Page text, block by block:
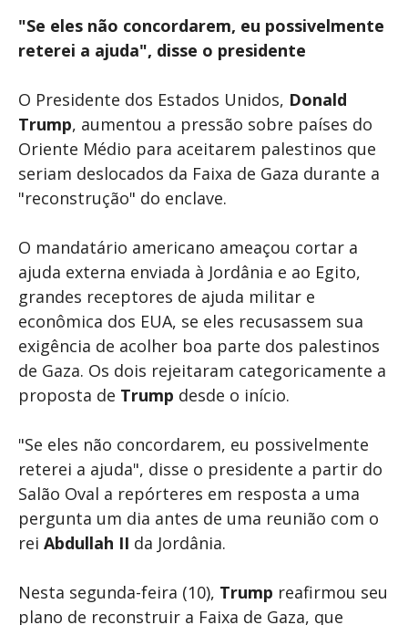
"Se eles não concordarem, eu possivelmente
reterei a ajuda", disse o presidente
O Presidente dos Estados Unidos, Donald
Trump, aumentou a pressão sobre países do
Oriente Médio para aceitarem palestinos que
seriam deslocados da Faixa de Gaza durante a
"reconstrução" do enclave.
O mandatário americano ameaçou cortar a
ajuda externa enviada à Jordânia e ao Egito,
grandes receptores de ajuda militar e
econômica dos EUA, se eles recusassem sua
exigência de acolher boa parte dos palestinos
de Gaza. Os dois rejeitaram categoricamente a
proposta de Trump desde o início.
"Se eles não concordarem, eu possivelmente
reterei a ajuda", disse o presidente a partir do
Salão Oval a repórteres em resposta a uma
pergunta um dia antes de uma reunião com o
rei Abdullah II da Jordânia.
Nesta segunda-feira (10), Trump reafirmou seu
plano de reconstruir a Faixa de Gaza, que